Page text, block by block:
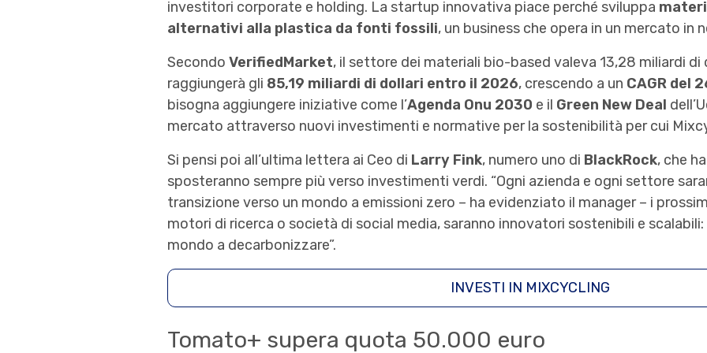
investitori corporate e holding. La startup innovativa piace perché sviluppa
alternativi alla plastica da fonti fossili, un business che opera in un mercato in
Secondo VerifiedMarket, il settore dei materiali bio-based valeva 13,28 miliardi di
raggiungerà gli 85,19 miliardi di dollari entro il 2026, crescendo a un CAGR del
bisogna aggiungere iniziative come l’Agenda Onu 2030 e il Green New Deal
mercato attraverso nuovi investimenti e normative per la sostenibilità per cui
Si pensi poi all’ultima lettera ai Ceo di Larry Fink, numero uno di BlackRock, che
sposteranno sempre più verso investimenti verdi. “Ogni azienda e ogni settore
transizione verso un mondo a emissioni zero – ha evidenziato il manager – i
motori di ricerca o società di social media, saranno innovatori sostenibili e
mondo a decarbonizzare”.
INVESTI IN MIXCYCLING
Tomato+ supera quota 50.000 euro